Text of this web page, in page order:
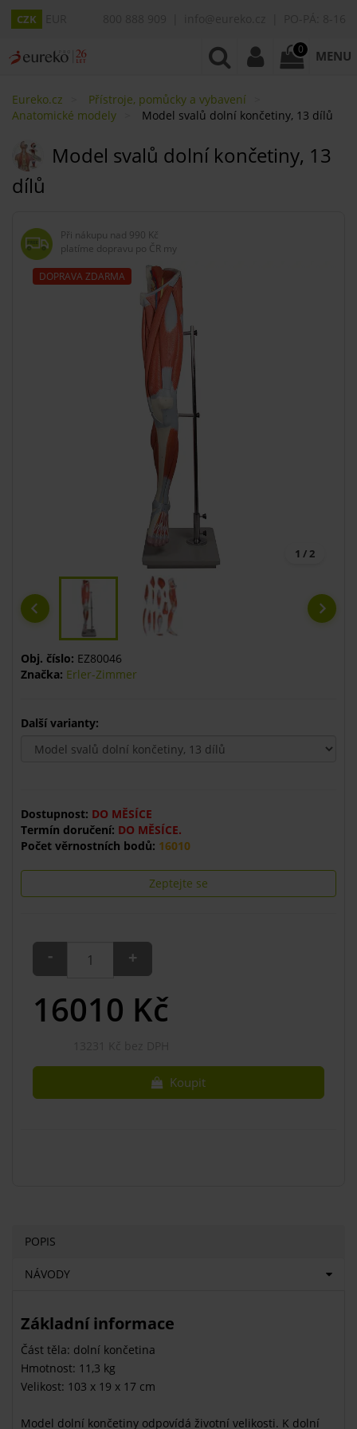
CZK
0 MENU
Eureko.cz
Přístroje, pomůcky a vybavení
Anatomické modely
Model svalů dolní končetiny, 13 dílů
Model svalů dolní končetiny, 13
dílů
Při nákupu nad 990 Kč
platíme dopravu po ČR my
DOPRAVA ZDARMA
1 / 2
Obj. číslo: EZ80046
Značka: Erler-Zimmer
Další varianty:
Dostupnost: DO MĚSÍCE
Termín doručení: DO MĚSÍCE.
Počet věrnostních bodů: 16010
Zeptejte se
- +
16010 Kč
Koupit
POPIS
NÁVODY
Základní informace
Část těla: dolní končetina
Hmotnost: 11,3 kg
Velikost: 103 x 19 x 17 cm
Model dolní končetiny odpovídá životní velikosti. K dolní